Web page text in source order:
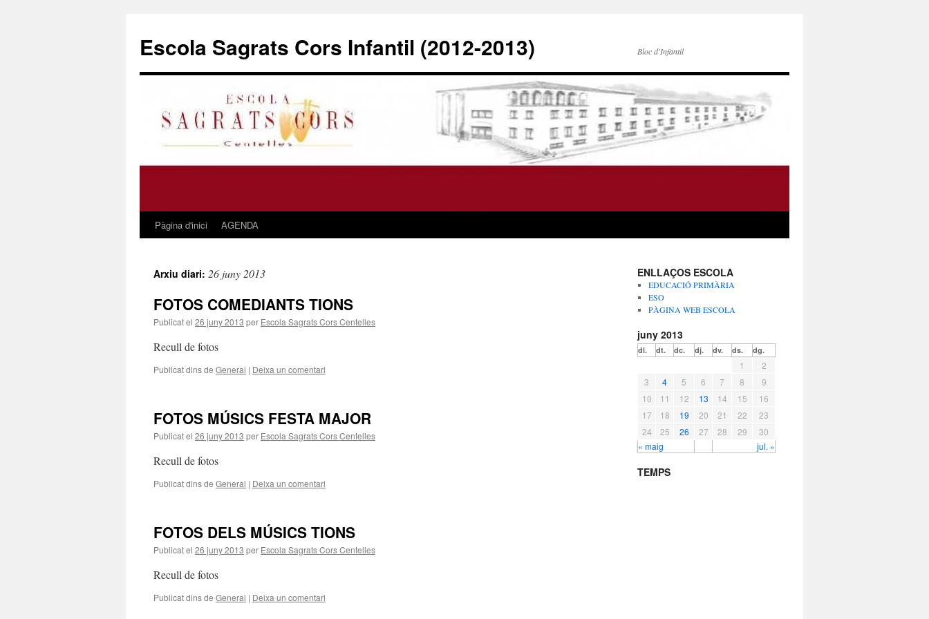
Escola Sagrats Cors Infantil (2012-2013) Bloc d'Infantil
Vés
contingut
Pàgina d'inici AGENDA
Arxiu diari: 26 juny 2013
FOTOS COMEDIANTS TIONS
Publicat el 26 juny 2013 per Escola Sagrats Cors Centelles
Recull de fotos
Publicat dins de General | Deixa un comentari
FOTOS MÚSICS FESTA MAJOR
Publicat el 26 juny 2013 per Escola Sagrats Cors Centelles
Recull de fotos
Publicat dins de General | Deixa un comentari
FOTOS DELS MÚSICS TIONS
Publicat el 26 juny 2013 per Escola Sagrats Cors Centelles
Recull de fotos
Publicat dins de General | Deixa un comentari
ENLLAÇOS ESCOLA
EDUCACIÓ PRIMÀRIA
ESO
PÀGINA WEB ESCOLA
juny 2013
dl. dt. dc. dj. dv. ds. dg.
« maig jul. »
1
2
3
4 5 6 7 8
9
10
11 12 13 14 15
16
17
18 19 20 21 22
23
24
25 26 27 28 29 30
TEMPS